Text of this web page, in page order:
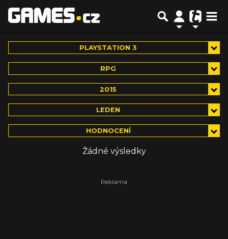
PLAYSTATION 3
RPG
2015
LEDEN
HODNOCENÍ
Žádné výsledky